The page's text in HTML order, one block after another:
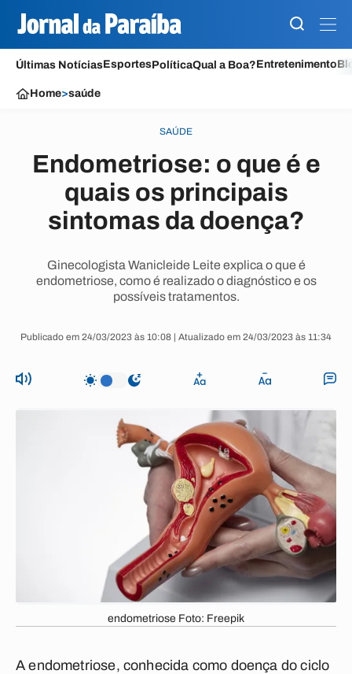
Últimas NotíciasEsportesPolíticaQual a Boa?Entretenimento
Home>saúde
SAÚDE
Endometriose: o que é e
quais os principais
sintomas da doença?
Ginecologista Wanicleide Leite explica o que é
endometriose, como é realizado o diagnóstico e os
possíveis tratamentos.
Publicado em 24/03/2023 às 10:08 | Atualizado em 24/03/2023 às 11:34
endometriose Foto: Freepik
A endometriose, conhecida como doença do ciclo